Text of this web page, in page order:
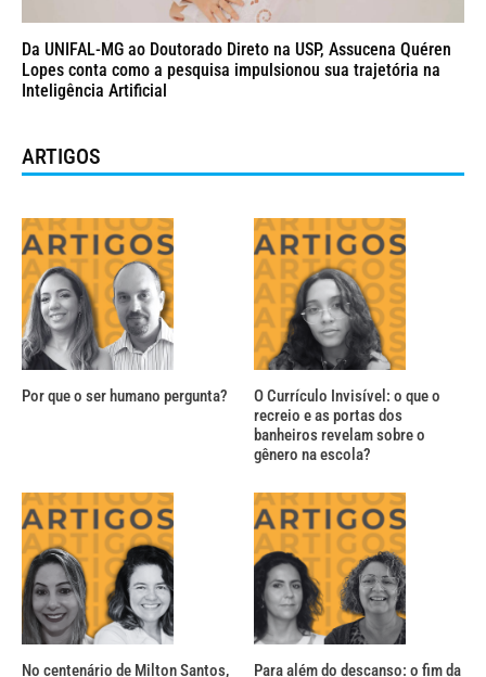
Da UNIFAL-MG ao Doutorado Direto na USP, Assucena Quéren
Lopes conta como a pesquisa impulsionou sua trajetória na
Inteligência Artificial
ARTIGOS
Por que o ser humano pergunta?
O Currículo Invisível: o que o
recreio e as portas dos
banheiros revelam sobre o
gênero na escola?
No centenário de Milton Santos, Para além do descanso: o fim da